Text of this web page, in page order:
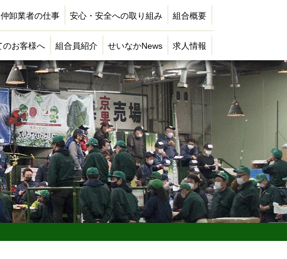
仲卸業者の仕事 安心・安全への取り組み 組合概要
のお客様へ 組合員紹介 せいなかNews 求人情報